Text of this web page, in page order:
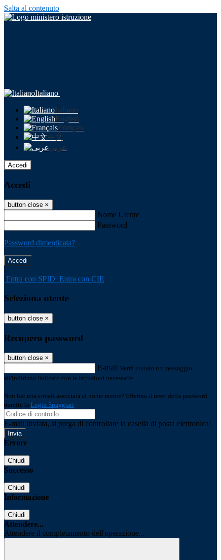
Salta al contenuto
Italiano
Italiano
English
Français
中文
عربى
Accedi
Accedi
button close ×
Nome Utente
Password
Password dimenticata?
-
Entra con SPID Entra con CIE
Seleziona utente
button close ×
Recupero password
button close ×
E-mail Verrà inviato un messaggio
all'indirizzo indicato con le istruzioni necessarie.
Non hai una e-mail associata al nome utente? Effettua il reset della password
tramite la Login Spaggiari
E-mail inviata, si prega di controllare la casella di posta elettronica!
Errore
Chiudi
Successo
Chiudi
Informazione
Chiudi
Attendere...
Attendere il completamento dell'operazione...